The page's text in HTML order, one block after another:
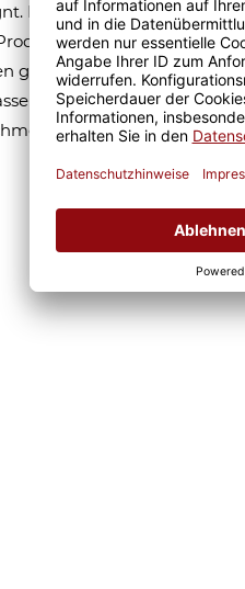
Mit viel Erfahrung werden
bedruckt. Die
geeignet. Somit ist eine
garantiert und der
gleich nochmal so